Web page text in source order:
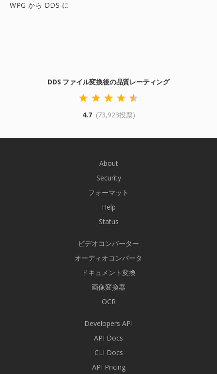
WPG から DDS に
DDS ファイル変換後の品質レーティング
4.7 (73,923投票)
About
Security
フォーマット
Help
Status
ビデオコンバーター
オーディオコンバータ
ドキュメント変換
画像変換器
OCR
Developers API
API Docs
CLI Docs
API Pricing